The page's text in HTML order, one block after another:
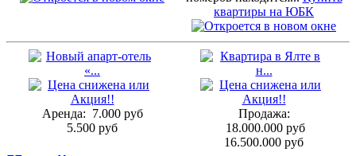
квартиры на ЮБК
Аренда: 7.000 руб
5.500 руб
Продажа:
18.000.000 руб
16.500.000 руб